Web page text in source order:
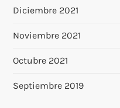
Diciembre 2021
Noviembre 2021
Octubre 2021
Septiembre 2019